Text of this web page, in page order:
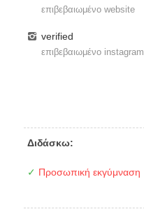
επιβεβαιωμένο website
verified
επιβεβαιωμένο instagram
Διδάσκω:
✓ Προσωπική εκγύμναση